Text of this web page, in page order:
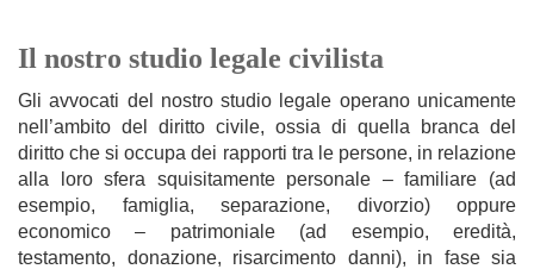
Il nostro studio legale civilista
Gli avvocati del nostro studio legale operano unicamente
nell’ambito del diritto civile, ossia di quella branca del
diritto che si occupa dei rapporti tra le persone, in relazione
alla loro sfera squisitamente personale – familiare (ad
esempio, famiglia, separazione, divorzio) oppure
economico – patrimoniale (ad esempio, eredità,
testamento, donazione, risarcimento danni), in fase sia